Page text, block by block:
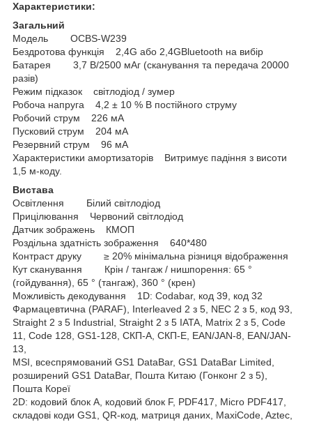
Характеристики:
Загальний
Модель OCBS-W239
Бездротова функція 2,4G або 2,4GBluetooth на вибір
Батарея 3,7 В/2500 мАг (сканування та передача 20000
разів)
Режим підказок світлодіод / зумер
Робоча напруга 4,2 ± 10 % В постійного струму
Робочий струм 226 мА
Пусковий струм 204 мА
Резервний струм 96 мА
Характеристики амортизаторів Витримує падіння з висоти
1,5 м-коду.
Вистава
Освітлення Білий світлодіод
Прицілювання Червоний світлодіод
Датчик зображень КМОП
Роздільна здатність зображення 640*480
Контраст друку ≥ 20% мінімальна різниця відображення
Кут сканування Крін / тангаж / нишпорення: 65 °
(гойдування), 65 ° (тангаж), 360 ° (крен)
Можливість декодування 1D: Codabar, код 39, код 32
Фармацевтична (PARAF), Interleaved 2 з 5, NEC 2 з 5, код 93,
Straight 2 з 5 Industrial, Straight 2 з 5 IATA, Matrix 2 з 5, Code
11, Code 128, GS1-128, СКП-А, СКП-Е, EAN/JAN-8, EAN/JAN-
13,
MSI, всеспрямований GS1 DataBar, GS1 DataBar Limited,
розширений GS1 DataBar, Пошта Китаю (Гонконг 2 з 5),
Пошта Кореї
2D: кодовий блок A, кодовий блок F, PDF417, Micro PDF417,
складові коди GS1, QR-код, матриця даних, MaxiCode, Aztec,